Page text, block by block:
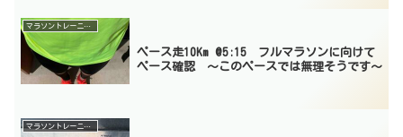
マラソントレーニング
ペース走10Km @5:15 フルマラソンに向けて
ペース確認 〜このペースでは無理そうです〜
マラソントレーニング